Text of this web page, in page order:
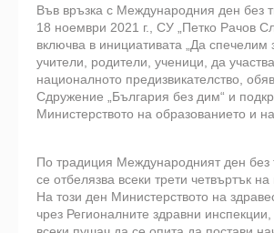
Във връзка с Международния ден без
18 ноември 2021 г., СУ „Петко Рачов
включва в инициативата „Да спечелим
учители, родители, ученици, да
националното предизвикателство,
Сдружение „България без дим“ и
Министерството на образованието и
По традиция Международният ден
се отбелязва всеки трети четвъртък
На този ден Министерството на
чрез Регионалните здравни